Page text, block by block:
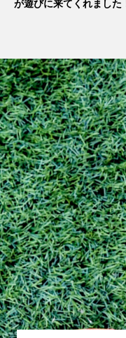
が遊びに来てくれました